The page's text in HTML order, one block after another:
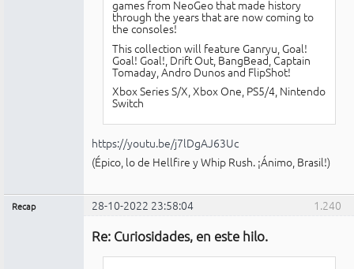
games from NeoGeo that made history
through the years that are now coming to
the consoles!
This collection will feature Ganryu, Goal!
Goal! Goal!, Drift Out, BangBead, Captain
Tomaday, Andro Dunos and FlipShot!
Xbox Series S/X, Xbox One, PS5/4, Nintendo
Switch
https://youtu.be/j7lDgAJ63Uc
(Épico, lo de Hellfire y Whip Rush. ¡Ánimo, Brasil!)
1.240
Recap 28-10-2022 23:58:04
Re: Curiosidades, en este hilo.